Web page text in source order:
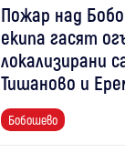
Пожар над
екипа гасят
локализирани
Тишаново и
Бобошево